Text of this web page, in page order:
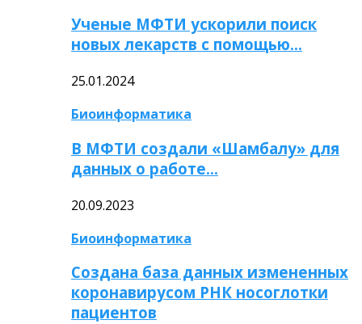
Ученые МФТИ ускорили поиск
новых лекарств с помощью…
25.01.2024
Биоинформатика
В МФТИ создали «Шамбалу» для
данных о работе…
20.09.2023
Биоинформатика
Создана база данных измененных
коронавирусом РНК носоглотки
пациентов